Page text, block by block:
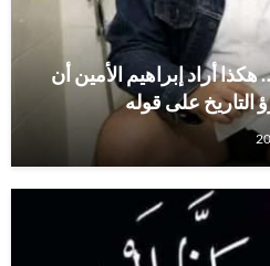
أراد إبراهيم الأمين أن
على قوله